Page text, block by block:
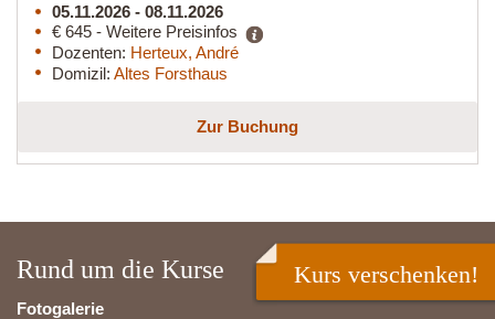
05.11.2026 - 08.11.2026
€ 645 - Weitere Preisinfos
Dozenten: Herteux, André
Domizil: Altes Forsthaus
Zur Buchung
Rund um die Kurse
Fotogalerie
Kurs verschenken!